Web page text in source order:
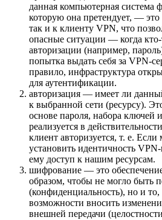
данная компьютерная система
которую она претендует, — это
так и к клиенту VPN, что
опасные ситуации — когда
авторизации (например,
попытка выдать себя за VPN-
правило, инфраструктура
для аутентификации.
авторизация — имеет ли
к выбранной сети (ресурсу).
основе пароля, набора ключей
реализуется в
клиент авторизуется, т. е.
установить идентичность
ему доступ к нашим ресурсам.
шифрование — это
образом, чтобы не могло быть
(конфиденциальность), но и
возможности вносить
внешней передачи